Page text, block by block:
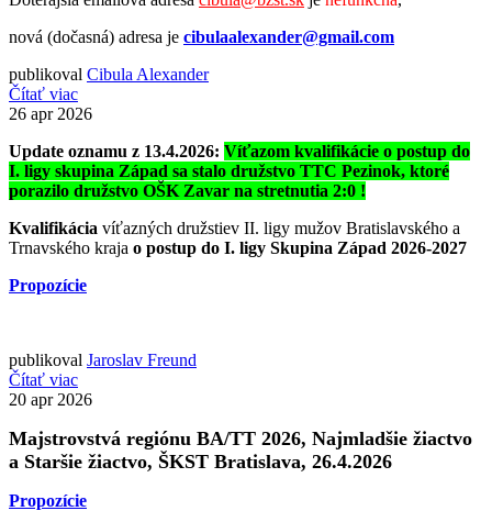
nová (dočasná) adresa je cibulaalexander@gmail.com
publikoval Cibula Alexander
Čítať viac
26 apr 2026
Update oznamu z 13.4.2026: Víťazom kvalifikácie o postup do
I. ligy skupina Západ sa stalo družstvo TTC Pezinok, ktoré
porazilo družstvo OŠK Zavar na stretnutia 2:0 !
Kvalifikácia víťazných družstiev II. ligy mužov Bratislavského a
Trnavského kraja o postup do I. ligy Skupina Západ 2026-2027
Propozície
publikoval Jaroslav Freund
Čítať viac
20 apr 2026
Majstrovstvá regiónu BA/TT 2026, Najmladšie žiactvo
a Staršie žiactvo, ŠKST Bratislava, 26.4.2026
Propozície